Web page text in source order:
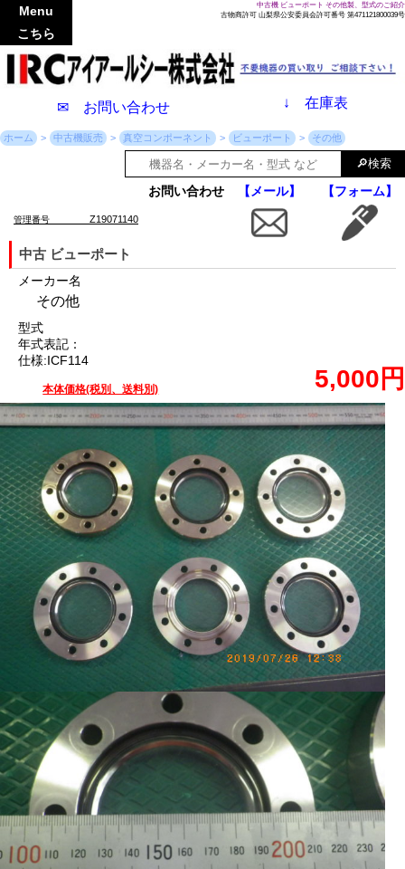
中古機 ビューポート その他製、型式のご紹介
古物商許可 山梨県公安委員会許可番号 第471121800039号
✉ お問い合わせ ↓ 在庫表
Menu
こちら
ホーム 中古機販売 真空コンポーネント ビューポート その他
お問い合わせ 【メール】 【フォーム】
管理番号 Z19071140
中古 ビューポート
メーカー名
その他
型式
年式表記：
仕様:ICF114
本体価格(税別、送料別) 5,000円